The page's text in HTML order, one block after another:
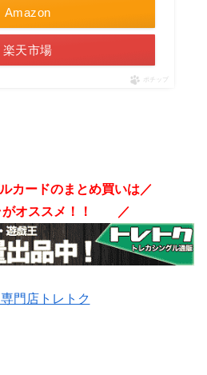
Amazon
楽天市場
ポチップ
カードのまとめ買いは／
オススメ！！ ／
専門店トレトク